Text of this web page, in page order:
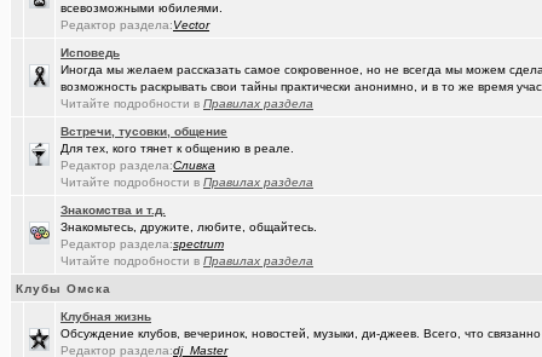
(омич)
Погода в Омске / Прогноз погоды в Омске
Девственная чистота ума(Sati) +145
всевозможными юбилеями.
Редактор раздела:Vector
Исповедь
Иногда мы желаем рассказать самое сокровенное, но не всегда мы можем
возможность раскрывать свои тайны практически анонимно, и в то же время
Читайте подробности в Правилах раздела
Встречи, тусовки, общение
Для тех, кого тянет к общению в реале.
Редактор раздела:Сливка
Читайте подробности в Правилах раздела
Знакомства и т.д.
Знакомьтесь, дружите, любите, общайтесь.
Редактор раздела:spectrum
Читайте подробности в Правилах раздела
Клубы Омска
Клубная жизнь
Обсуждение клубов, вечеринок, новостей, музыки, ди-джеев. Всего, что
Редактор раздела:dj_Master